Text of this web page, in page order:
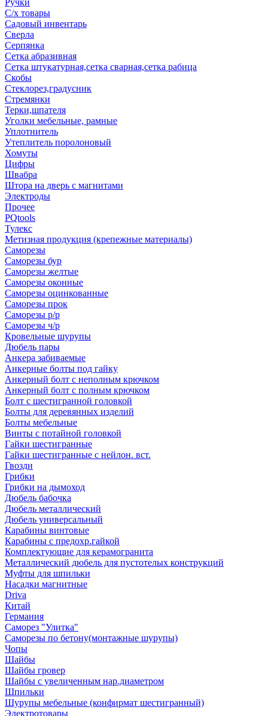
Ручки
С/х товары
Садовый инвентарь
Сверла
Серпянка
Сетка абразивная
Сетка штукатурная,сетка сварная,сетка рабица
Скобы
Стеклорез,градусник
Стремянки
Терки,шпателя
Уголки мебельные, рамные
Уплотнитель
Утеплитель поролоновый
Хомуты
Цифры
Швабра
Штора на дверь с магнитами
Электроды
Прочее
PQtools
Тулекс
Метизная продукция (крепежные материалы)
Саморезы
Саморезы бур
Саморезы желтые
Саморезы оконные
Саморезы оцинкованные
Саморезы прок
Саморезы р/р
Саморезы ч/р
Кровельные шурупы
Дюбель пары
Анкера забиваемые
Анкерные болты под гайку
Анкерный болт с неполным крючком
Анкерный болт с полным крючком
Болт с шестигранной головкой
Болты для деревянных изделий
Болты мебельные
Винты с потайной головкой
Гайки шестигранные
Гайки шестигранные с нейлон. вст.
Гвозди
Грибки
Грибки на дымоход
Дюбель бабочка
Дюбель металлический
Дюбель универсальный
Карабины винтовые
Карабины с предохр.гайкой
Комплектующие для керамогранита
Металлический дюбель для пустотелых конструкций
Муфты для шпильки
Насадки магнитные
Driva
Китай
Германия
Саморез "Улитка"
Саморезы по бетону(монтажные шурупы)
Чопы
Шайбы
Шайбы гровер
Шайбы с увеличенным нар.диаметром
Шпильки
Шурупы мебельные (конфирмат шестигранный)
Электротовары